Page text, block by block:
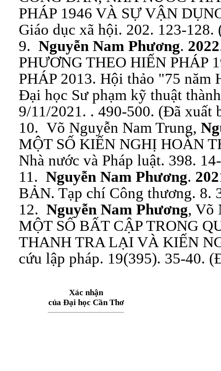
PHÁP 1946 VÀ SỰ VẬN
Giáo dục xã hội. 202. 123-128.
9. Nguyễn Nam Phương. 2022
PHƯƠNG THEO HIẾN PHÁP
PHÁP 2013. Hội thảo "75 năm
Đại học Sư phạm kỹ thuật
9/11/2021. . 490-500. (Đã xuất
10. Võ Nguyễn Nam Trung,
MỘT SỐ KIẾN NGHỊ HOÀN
Nhà nước và Pháp luật. 398.
11. Nguyễn Nam Phương.
BẢN. Tạp chí Công thương. 8.
12. Nguyễn Nam Phương, Võ
MỘT SỐ BẤT CẬP TRONG
THANH TRA LẠI VÀ KIẾN
cứu lập pháp. 19(395). 35-40.
Xác nhận
của Đại học Cần Thơ